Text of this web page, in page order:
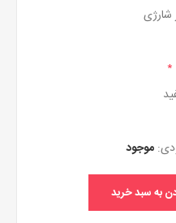
شارژی
*
موجود